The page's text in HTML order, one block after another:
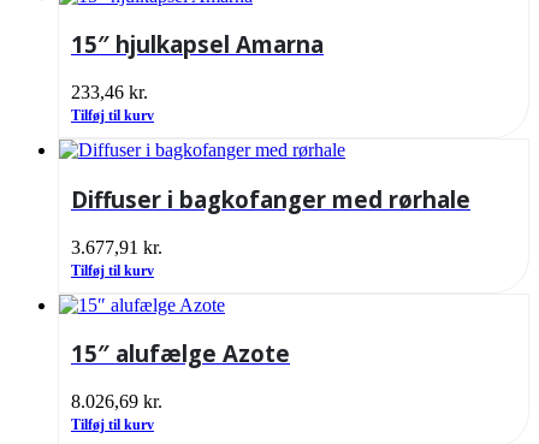
15″ hjulkapsel Amarna
233,46 kr.
Tilføj til kurv
Diffuser i bagkofanger med rørhale
3.677,91 kr.
Tilføj til kurv
15″ alufælge Azote
8.026,69 kr.
Tilføj til kurv